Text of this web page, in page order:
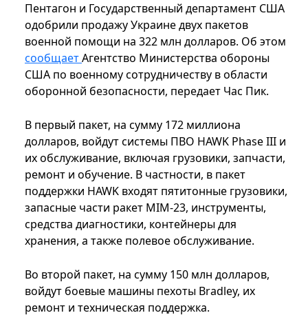
Пентагон и Государственный департамент США
одобрили продажу Украине двух пакетов
военной помощи на 322 млн долларов. Об этом
сообщаетАгентство Министерства обороны
США по военному сотрудничеству в области
оборонной безопасности, передает Час Пик.
В первый пакет, на сумму 172 миллиона
долларов, войдут системы ПВО HAWK Phase III и
их обслуживание, включая грузовики, запчасти,
ремонт и обучение. В частности, в пакет
поддержки HAWK входят пятитонные грузовики,
запасные части ракет MIM-23, инструменты,
средства диагностики, контейнеры для
хранения, а также полевое обслуживание.
Во второй пакет, на сумму 150 млн долларов,
войдут боевые машины пехоты Bradley, их
ремонт и техническая поддержка.